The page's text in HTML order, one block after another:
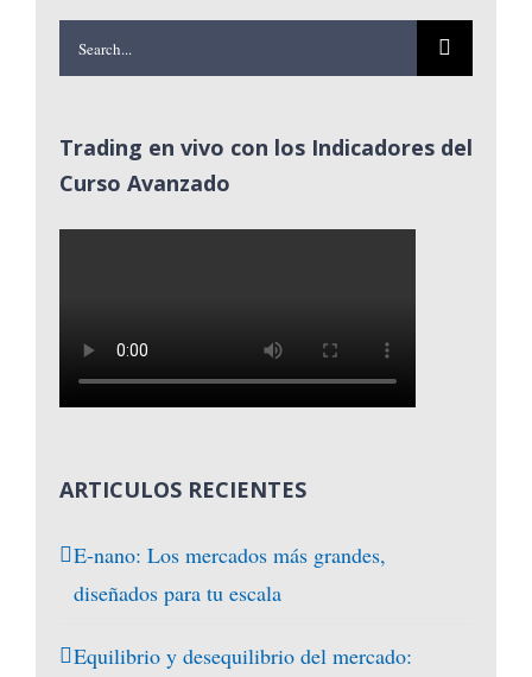
Search
for:
Trading en vivo con los Indicadores del
Curso Avanzado
ARTICULOS RECIENTES
E-nano: Los mercados más grandes,
diseñados para tu escala
Equilibrio y desequilibrio del mercado: